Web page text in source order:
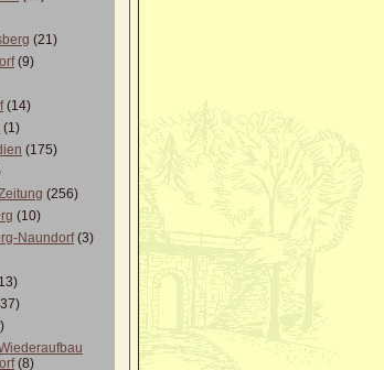
(21)
(9)
(14)
(1)
(175)
(256)
(10)
Naundorf(3)
(8)